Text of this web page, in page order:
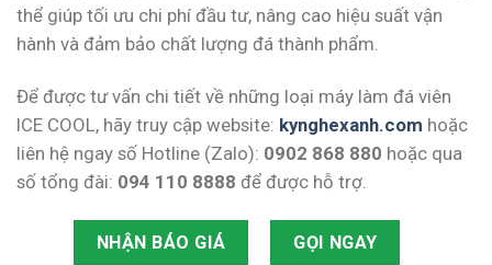
thể giúp tối ưu chi phí đầu tư, nâng cao hiệu suất vận
hành và đảm bảo chất lượng đá thành phẩm.
Để được tư vấn chi tiết về những loại máy làm đá viên
ICE COOL, hãy truy cập website: kynghexanh.com hoặc
liên hệ ngay số Hotline (Zalo): 0902 868 880 hoặc qua
số tổng đài: 094 110 8888 để được hỗ trợ.
NHẬN BÁO GIÁ GỌI NGAY